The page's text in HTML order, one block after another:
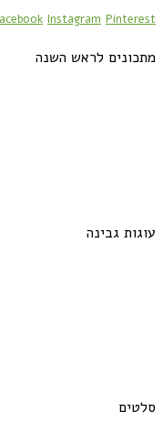
Instagram Pinterest
מתכונים לראש השנה
עוגות גבינה
סלטים